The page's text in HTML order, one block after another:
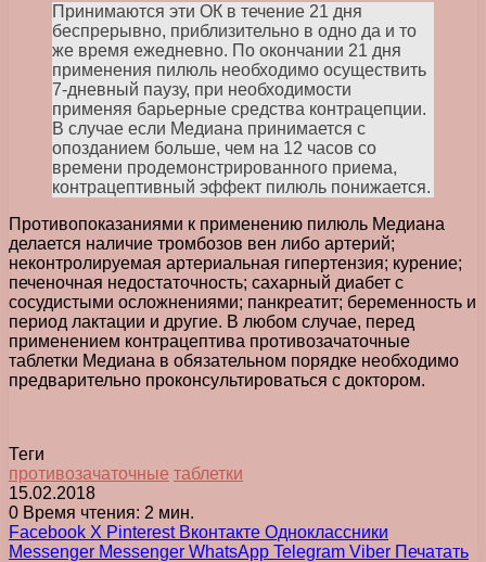
Принимаются эти ОК в течение 21 дня
беспрерывно, приблизительно в одно да и то
же время ежедневно. По окончании 21 дня
применения пилюль необходимо осуществить
7-дневный паузу, при необходимости
применяя барьерные средства контрацепции.
В случае если Медиана принимается с
опозданием больше, чем на 12 часов со
времени продемонстрированного приема,
контрацептивный эффект пилюль понижается.
Противопоказаниями к применению пилюль Медиана
делается наличие тромбозов вен либо артерий;
неконтролируемая артериальная гипертензия; курение;
печеночная недостаточность; сахарный диабет с
сосудистыми осложнениями; панкреатит; беременность и
период лактации и другие. В любом случае, перед
применением контрацептива противозачаточные
таблетки Медиана в обязательном порядке необходимо
предварительно проконсультироваться с доктором.
Теги
противозачаточные таблетки
15.02.2018
0 Время чтения: 2 мин.
Facebook X Pinterest Вконтакте Одноклассники
Messenger Messenger WhatsApp Telegram Viber Печатать